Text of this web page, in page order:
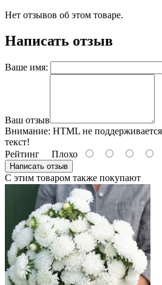
Нет отзывов об этом товаре.
Написать отзыв
Ваше имя:
Ваш отзыв
Внимание: HTML не
текст!
Рейтинг Плохо
Написать отзыв
С этим товаром также покупают